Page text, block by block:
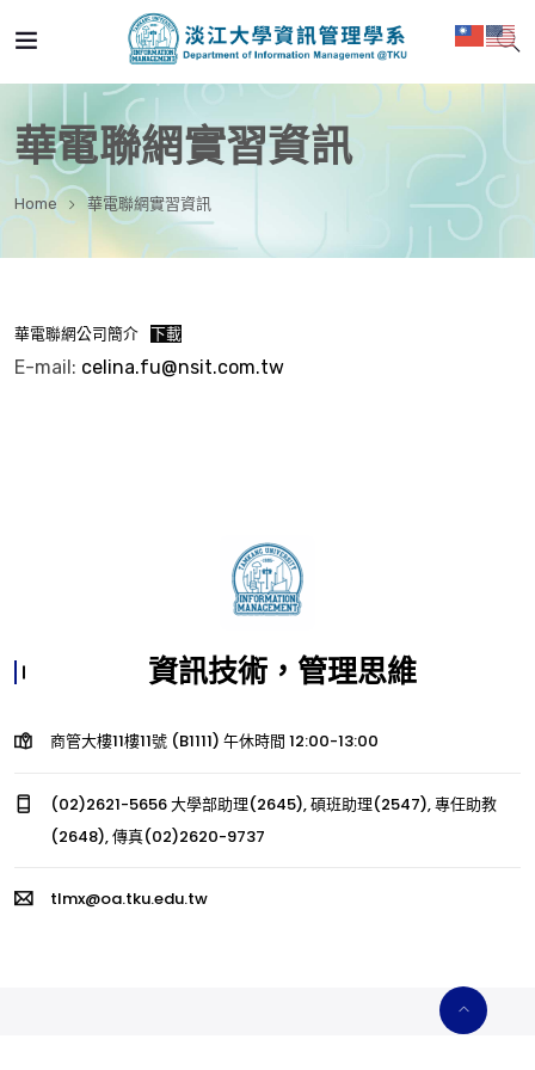
華電聯網實習資訊
Home 華電聯網實習資訊
華電聯網公司簡介 下載
E-mail: celina.fu@nsit.com.tw
資訊技術，管理思維
商管大樓11樓11號 (B1111) 午休時間 12:00-13:00
(02)2621-5656 大學部助理(2645), 碩班助理(2547), 專任助教
(2648), 傳真(02)2620-9737
tlmx@oa.tku.edu.tw